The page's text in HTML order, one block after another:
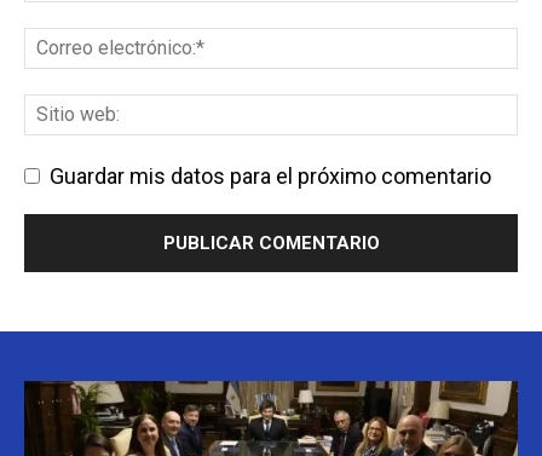
Guardar mis datos para el próximo comentario